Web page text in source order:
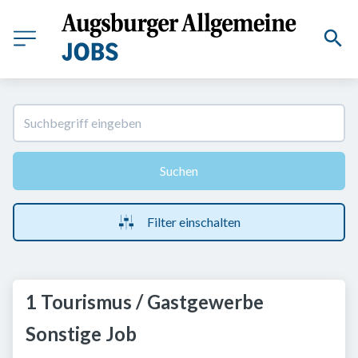
Suchen
Filter einschalten
1 Tourismus / Gastgewerbe
Sonstige Job